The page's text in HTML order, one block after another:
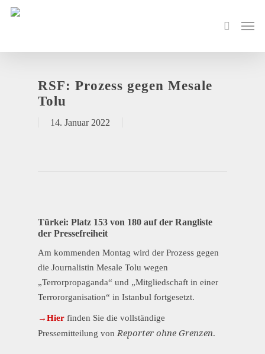
RSF: Prozess gegen Mesale
Tolu
14. Januar 2022
Türkei: Platz 153 von 180 auf der Rangliste
der Pressefreiheit
Am kommenden Montag wird der Prozess gegen
die Journalistin Mesale Tolu wegen
„Terrorpropaganda“ und „Mitgliedschaft in einer
Terrororganisation“ in Istanbul fortgesetzt.
→Hier finden Sie die vollständige
Pressemitteilung von Reporter ohne Grenzen.